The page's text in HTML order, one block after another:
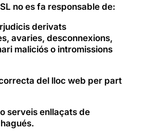
SL no es fa responsable de:
derivats
avaries, desconnexions,
maliciós o intromissions
del lloc web per part
serveis enllaçats de